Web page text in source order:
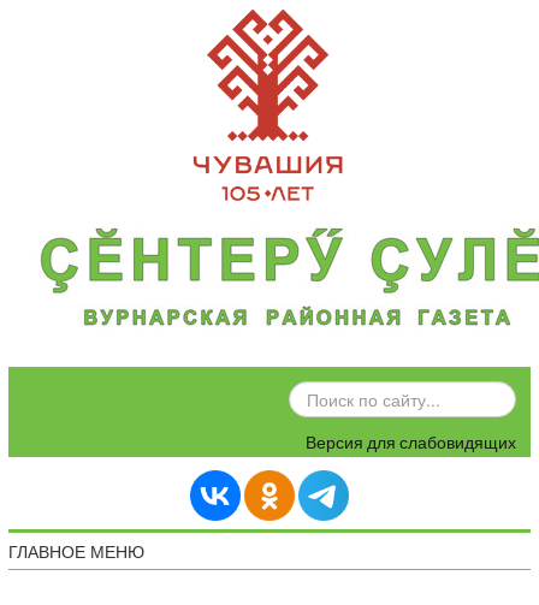
ИСКАТЬ...
Версия для слабовидящих
ГЛАВНОЕ МЕНЮ